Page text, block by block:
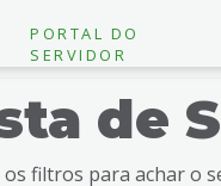
PORTAL DO
SERVIDOR
de
os filtros para achar o